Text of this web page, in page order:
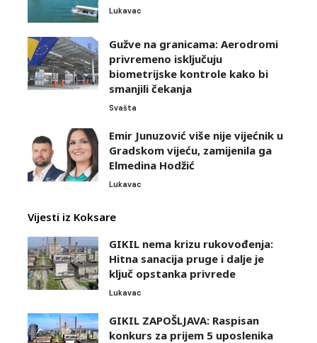
Lukavac
Gužve na granicama: Aerodromi
privremeno isključuju
biometrijske kontrole kako bi
smanjili čekanja
Svašta
Emir Junuzović više nije vijećnik u
Gradskom vijeću, zamijenila ga
Elmedina Hodžić
Lukavac
Vijesti iz Koksare
GIKIL nema krizu rukovođenja:
Hitna sanacija pruge i dalje je
ključ opstanka privrede
Lukavac
GIKIL ZAPOŠLJAVA: Raspisan
konkurs za prijem 5 uposlenika